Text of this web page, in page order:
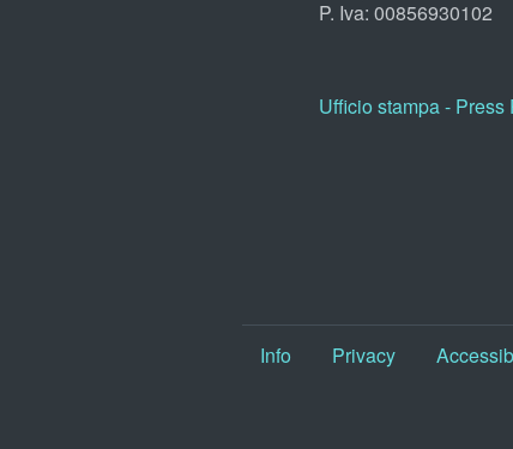
P. Iva: 00856930102
Ufficio stampa - Press
Info Privacy